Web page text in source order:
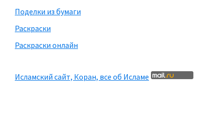
Поделки из бумаги
Раскраски
Раскраски онлайн
Исламский сайт, Коран, все об Исламе